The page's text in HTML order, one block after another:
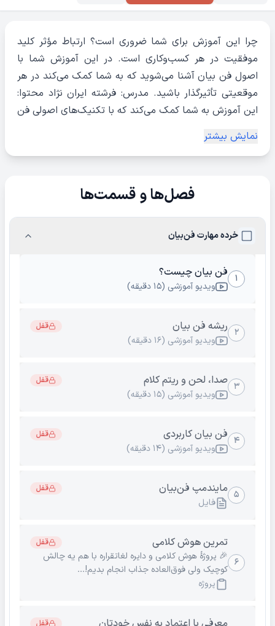
چرا این آموزش برای شما ضروری است؟ ارتباط مؤثر کلید
موفقیت در هر کسب‌وکاری است. در این آموزش شما با
اصول فن بیان آشنا می‌شوید که به شما کمک می‌کند در هر
موقعیتی تأثیرگذار باشید. مدرس: فرشته ایران نژاد محتوا:
این آموزش به شما کمک می‌کند که با تکنیک‌های اصولی فن
بیان، قدرت کلام خود را افزایش دهید و در موقعیت‌های
مختلف ارتباطی بهتر عمل کنید. شما خواهید آموخت که
چگونه صحبت‌های خود را به گونه‌ای بیان کنید که دیگران به
می‌گیرید؟ اصول صحبت کردن مؤثر و به یاد ماندنی چگونه
صدای خود را به درستی استفاده کنید برقراری ارتباطات مؤثر
در محیط کار 🗣️🎤
نمایش بیشتر
فصل‌ها و قسمت‌ها
خرده مهارت فن‌بیان
۱ فن بیان چیست؟
ویدیو آموزشی (۱۵ دقیقه)
۲ ریشه فن بیان قفل
ویدیو آموزشی (۱۶ دقیقه)
۳ صدا، لحن و ریتم کلام قفل
ویدیو آموزشی (۱۵ دقیقه)
۴ فن بیان کاربردی قفل
ویدیو آموزشی (۱۴ دقیقه)
۵ مایندمپ فن‌بیان قفل
فایل
۶
تمرین هوش کلامی قفل
🎉 پروژهٔ هوش کلامی و دایره لغاتقراره با هم یه چالش
کوچیک ولی فوق‌العاده جذاب انجام بدیم!...
پروژه
قفل